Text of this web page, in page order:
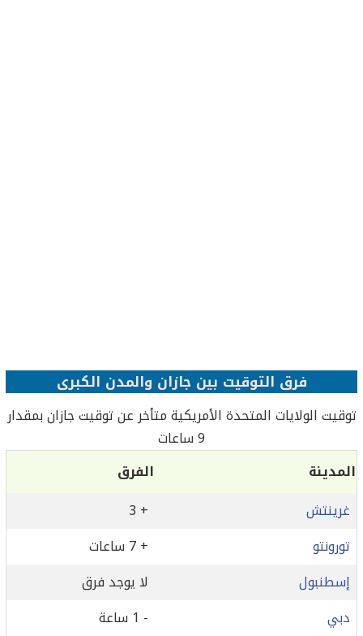
فرق التوقيت بين جازان والمدن الكبرى
توقيت الولايات المتحدة الأمريكية متأخر عن توقيت جازان بمقدار
9 ساعات
المدينة
الفرق
غرينتش
+ 3
تورونتو
+ 7 ساعات
إسطنبول
لا يوجد فرق
دبي
- 1 ساعة